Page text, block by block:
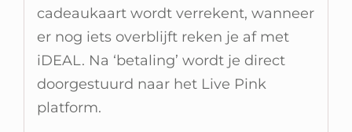
cadeaukaart wordt verrekent, wanneer
er nog iets overblijft reken je af met
iDEAL. Na ‘betaling’ wordt je direct
doorgestuurd naar het Live Pink
platform.